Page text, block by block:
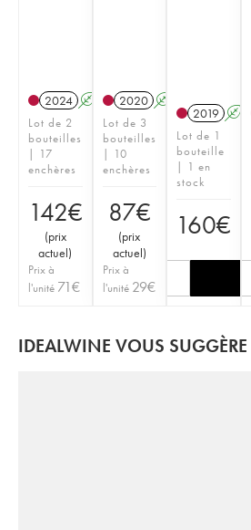
2024 A
Lot de 2
bouteilles
| 17
enchères
142€
(prix
actuel)
Prix à
l'unité 71€
2020 A
Lot de 3
bouteilles
| 10
enchères
87€
(prix
actuel)
Prix à
l'unité 29€
2019 A
Lot de 1
bouteille
| 1 en
stock
160€
IDEALWINE VOUS SUGGÈRE